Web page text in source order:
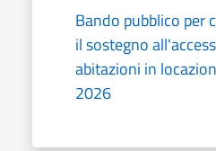
Bando pubblico per
il sostegno
abitazioni in
2026